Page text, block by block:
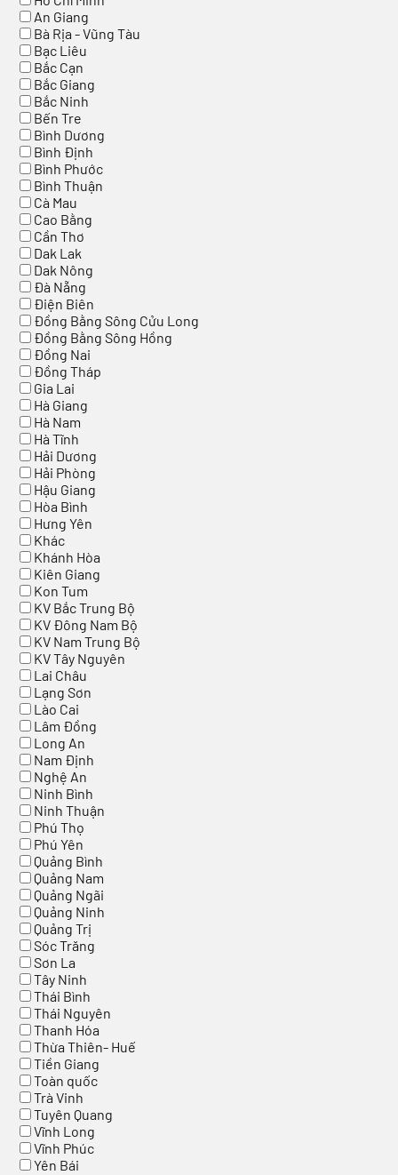
An Giang
Bà Rịa - Vũng Tàu
Bạc Liêu
Bắc Cạn
Bắc Giang
Bắc Ninh
Bến Tre
Bình Dương
Bình Định
Bình Phước
Bình Thuận
Cà Mau
Cao Bằng
Cần Thơ
Dak Lak
Dak Nông
Đà Nẵng
Điện Biên
Đồng Bằng Sông Cửu Long
Đồng Bằng Sông Hồng
Đồng Nai
Đồng Tháp
Gia Lai
Hà Giang
Hà Nam
Hà Tĩnh
Hải Dương
Hải Phòng
Hậu Giang
Hòa Bình
Hưng Yên
Khác
Khánh Hòa
Kiên Giang
Kon Tum
KV Bắc Trung Bộ
KV Đông Nam Bộ
KV Nam Trung Bộ
KV Tây Nguyên
Lai Châu
Lạng Sơn
Lào Cai
Lâm Đồng
Long An
Nam Định
Nghệ An
Ninh Bình
Ninh Thuận
Phú Thọ
Phú Yên
Quảng Bình
Quảng Nam
Quảng Ngãi
Quảng Ninh
Quảng Trị
Sóc Trăng
Sơn La
Tây Ninh
Thái Bình
Thái Nguyên
Thanh Hóa
Thừa Thiên- Huế
Tiền Giang
Toàn quốc
Trà Vinh
Tuyên Quang
Vĩnh Long
Vĩnh Phúc
Yên Bái